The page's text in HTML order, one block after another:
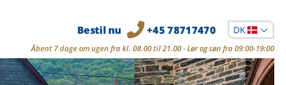
Bestil nu +45 78717470 DK
Åbent 7 dage om ugen fra kl. 08.00 til 21.00 - Lør og søn fra 09:00-19:00